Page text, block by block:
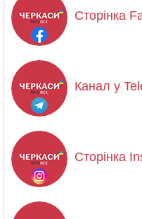
Сторінка
Канал у
Сторінка